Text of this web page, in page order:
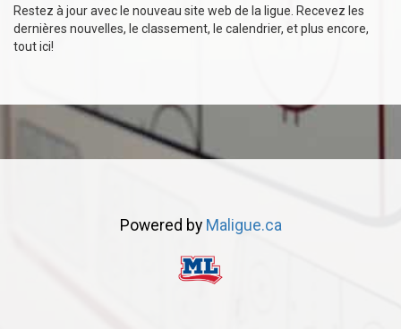
Restez à jour avec le nouveau site web de la ligue. Recevez les
dernières nouvelles, le classement, le calendrier, et plus encore,
tout ici!
Powered by Maligue.ca